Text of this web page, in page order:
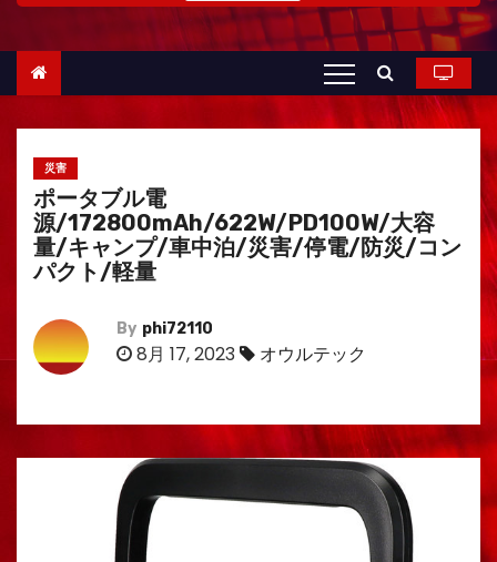
災害
ポータブル電
源/172800mAh/622W/PD100W/大容
量/キャンプ/車中泊/災害/停電/防災/コン
パクト/軽量
By phi72110
8月 17, 2023 オウルテック